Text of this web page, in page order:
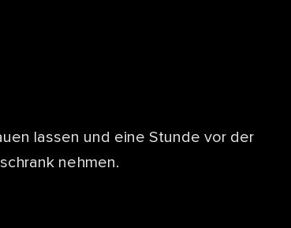
lassen und eine Stunde vor der
nehmen.